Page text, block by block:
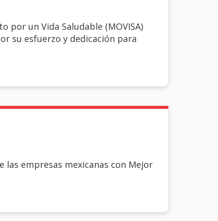
por un Vida Saludable (MOVISA)
su esfuerzo y dedicación para
empresas mexicanas con Mejor